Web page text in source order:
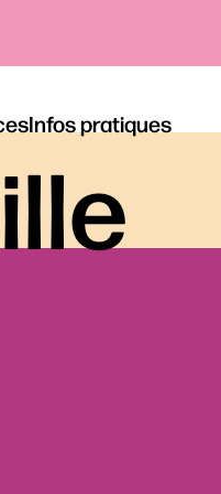
Infos pratiques